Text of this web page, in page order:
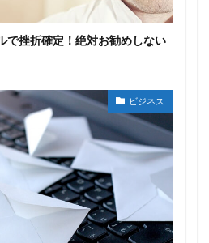
で挫折確定！絶対お勧めしない
ビジネス